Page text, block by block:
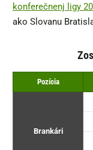
konferečnenj ligy
ako Slovanu
Pozícia
Brankári